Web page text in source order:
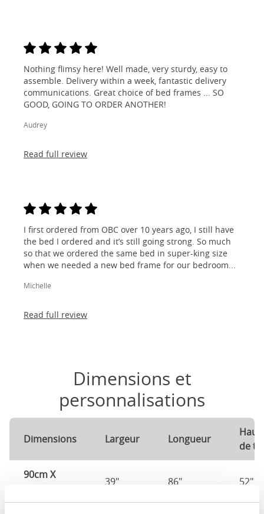
Nothing flimsy here! Well made, very sturdy, easy to
assemble. Delivery within a week, fantastic delivery
communications. Great choice of bed frames ... SO
GOOD, GOING TO ORDER ANOTHER!
Audrey
Read full review
I first ordered from OBC over 10 years ago, I still have
the bed I ordered and it’s still going strong. So much
so that we ordered the same bed in super-king size
when we needed a new bed frame for our bedroom...
Michelle
Read full review
Dimensions et
personnalisations
Dimensions Largeur Longueur
de
90cm X
39" 86" 52"